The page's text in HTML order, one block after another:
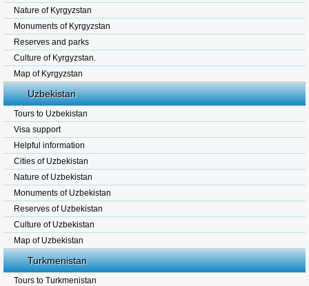
Nature of Kyrgyzstan
Monuments of Kyrgyzstan
Reserves and parks
Culture of Kyrgyzstan.
Map of Kyrgyzstan
Uzbekistan
Tours to Uzbekistan
Visa support
Helpful information
Cities of Uzbekistan
Nature of Uzbekistan
Monuments of Uzbekistan
Reserves of Uzbekistan
Culture of Uzbekistan
Map of Uzbekistan
Turkmenistan
Tours to Turkmenistan